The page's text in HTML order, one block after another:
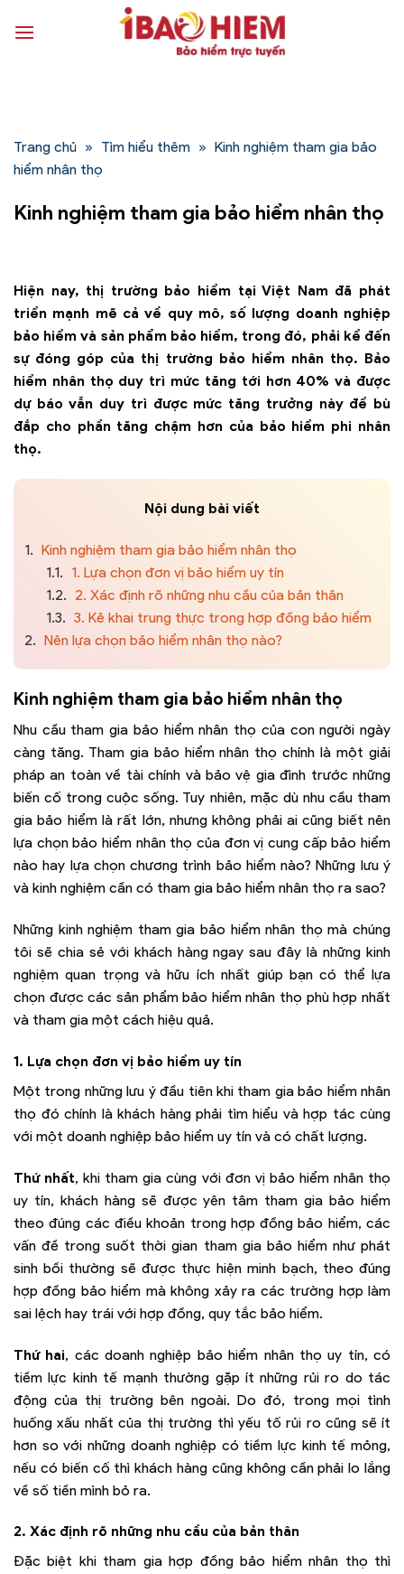
qua
Trang chủ » Tìm hiểu thêm » Kinh nghiệm tham gia bảo
hiểm nhân thọ
Kinh nghiệm tham gia bảo hiểm nhân thọ
Hiện nay, thị trường bảo hiểm tại Việt Nam đã phát
triển mạnh mẽ cả về quy mô, số lượng doanh nghiệp
bảo hiểm và sản phẩm bảo hiểm, trong đó, phải kể đến
sự đóng góp của thị trường bảo hiểm nhân thọ. Bảo
hiểm nhân thọ duy trì mức tăng tới hơn 40% và được
dự báo vẫn duy trì được mức tăng trưởng này để bù
đắp cho phần tăng chậm hơn của bảo hiểm phi nhân
thọ.
Nội dung bài viết
1. Kinh nghiệm tham gia bảo hiểm nhân thọ
1.1. 1. Lựa chọn đơn vị bảo hiểm uy tín
1.2. 2. Xác định rõ những nhu cầu của bản thân
1.3. 3. Kê khai trung thực trong hợp đồng bảo hiểm
2. Nên lựa chọn bảo hiểm nhân thọ nào?
Kinh nghiệm tham gia bảo hiểm nhân thọ
Nhu cầu tham gia bảo hiểm nhân thọ của con người ngày
càng tăng. Tham gia bảo hiểm nhân thọ chính là một giải
pháp an toàn về tài chính và bảo vệ gia đình trước những
biến cố trong cuộc sống. Tuy nhiên, mặc dù nhu cầu tham
gia bảo hiểm là rất lớn, nhưng không phải ai cũng biết nên
lựa chọn bảo hiểm nhân thọ của đơn vị cung cấp bảo hiểm
nào hay lựa chọn chương trình bảo hiểm nào? Những lưu ý
và kinh nghiệm cần có tham gia bảo hiểm nhân thọ ra sao?
Những kinh nghiệm tham gia bảo hiểm nhân thọ mà chúng
tôi sẽ chia sẻ với khách hàng ngay sau đây là những kinh
nghiệm quan trọng và hữu ích nhất giúp bạn có thể lựa
chọn được các sản phẩm bảo hiểm nhân thọ phù hợp nhất
và tham gia một cách hiệu quả.
1. Lựa chọn đơn vị bảo hiểm uy tín
Một trong những lưu ý đầu tiên khi tham gia bảo hiểm nhân
thọ đó chính là khách hàng phải tìm hiểu và hợp tác cùng
với một doanh nghiệp bảo hiểm uy tín và có chất lượng.
Thứ nhất, khi tham gia cùng với đơn vị bảo hiểm nhân thọ
uy tín, khách hàng sẽ được yên tâm tham gia bảo hiểm
theo đúng các điều khoản trong hợp đồng bảo hiểm, các
vấn đề trong suốt thời gian tham gia bảo hiểm như phát
sinh bồi thường sẽ được thực hiện minh bạch, theo đúng
hợp đồng bảo hiểm mà không xảy ra các trường hợp làm
sai lệch hay trái với hợp đồng, quy tắc bảo hiểm.
Thứ hai, các doanh nghiệp bảo hiểm nhân thọ uy tín, có
tiềm lực kinh tế mạnh thường gặp ít những rủi ro do tác
động của thị trường bên ngoài. Do đó, trong mọi tình
huống xấu nhất của thị trường thì yếu tố rủi ro cũng sẽ ít
hơn so với những doanh nghiệp có tiềm lực kinh tế mỏng,
nếu có biến cố thì khách hàng cũng không cần phải lo lắng
về số tiền mình bỏ ra.
2. Xác định rõ những nhu cầu của bản thân
Đặc biệt khi tham gia hợp đồng bảo hiểm nhân thọ thì